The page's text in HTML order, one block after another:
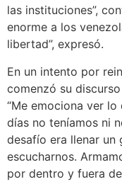
las instituciones”,
enorme a los
libertad”, expresó.
En un intento por
comenzó su
“Me emociona ver
días no teníamos ni
desafío era llenar un
escucharnos.
por dentro y fuera